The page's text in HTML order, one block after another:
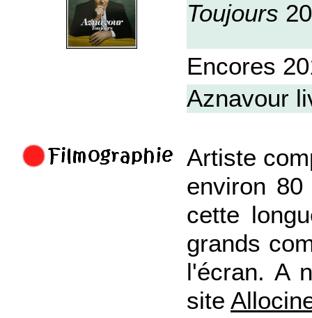
Toujours
Encores
Aznavour
Artiste
environ
cette
grands
l'écran. A
site